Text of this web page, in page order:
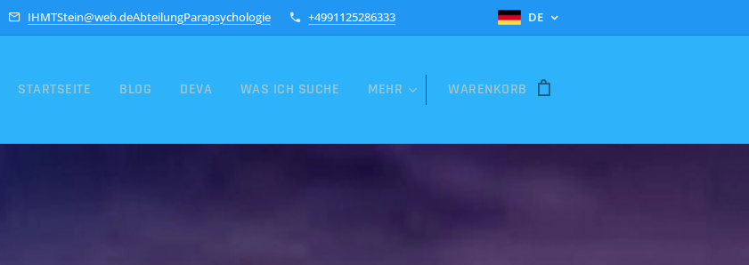
IHMTStein@web.deAbteilungParapsychologie +4991125286333 DE
STARTSEITE BLOG DEVA WAS ICH SUCHE MEHR WARENKORB